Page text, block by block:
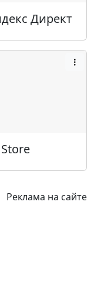
Директ
Реклама на сайте